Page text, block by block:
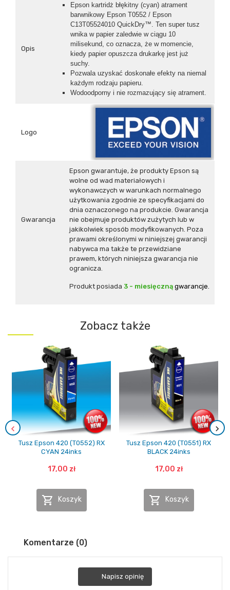
Opis
Epson kartridż błękitny (cyan) atrament
barwnikowy Epson T0552 / Epson
C13T05524010 QuickDry™. Ten super tusz
wnika w papier zaledwie w ciągu 10
milisekund, co oznacza, że w momencie,
kiedy papier opuszcza drukarkę jest już
suchy.
Pozwala uzyskać doskonałe efekty na niemal
każdym rodzaju papieru.
Wodoodporny i nie rozmazujący się atrament.
Logo
Gwarancja
Epson gwarantuje, że produkty Epson są
wolne od wad materiałowych i
wykonawczych w warunkach normalnego
użytkowania zgodnie ze specyfikacjami do
dnia oznaczonego na produkcie. Gwarancja
nie obejmuje produktów zużytych lub w
jakikolwiek sposób modyfikowanych. Poza
prawami określonymi w niniejszej gwarancji
nabywca ma także te przewidziane
prawem, których niniejsza gwarancja nie
ogranicza.
Produkt posiada 3 - miesięczną gwarancje.
Zobacz także
Tusz Epson 420 (T0552) RX
CYAN 24inks
17,00 zł
 Koszyk
Tusz Epson 420 (T0551) RX
BLACK 24inks
17,00 zł
 Koszyk
Komentarze (0)
Napisz opinię